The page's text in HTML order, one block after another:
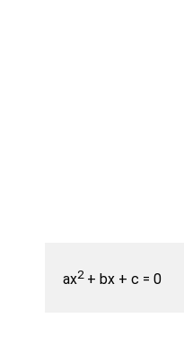
ax2+ bx + c = 0